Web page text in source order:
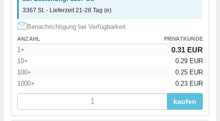
3367 St. - Lieferzeit 21-28 Tag (e)
Benachrichtigung bei Verfügbarkeit
ANZAHL PRIVATKUNDE
1+ 0.31 EUR
10+
0.29 EUR
100+
0.25 EUR
1000+
0.23 EUR
kaufen